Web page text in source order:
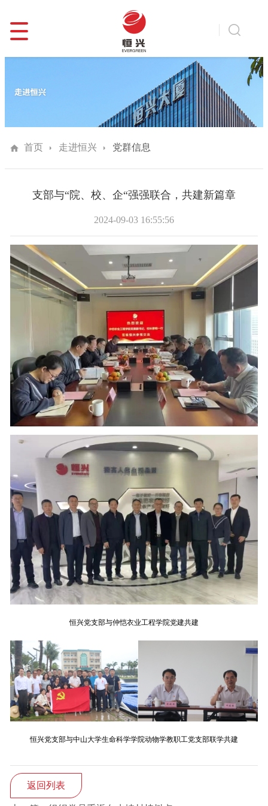
首页 走进恒兴 党群信息
支部与“院、校、企“强强联合，共建新篇章
2024-09-03 16:55:56
恒兴党支部与仲恺衣业工程学院党建共建
恒兴党支部与中山大学生命科学学院动物学教职工党支部联学共建
返回列表